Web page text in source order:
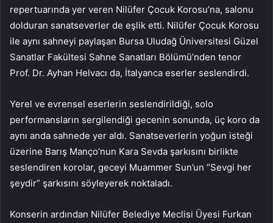
repertuarında yer veren Nilüfer Çocuk Korosu’na, salonu
dolduran sanatseverler de eşlik etti. Nilüfer Çocuk Korosu
ile aynı sahneyi paylaşan Bursa Uludağ Üniversitesi Güzel
Sanatlar Fakültesi Sahne Sanatları Bölümü’nden tenor
Prof. Dr. Ayhan Helvacı da, İtalyanca eserler seslendirdi.
Yerel ve evrensel eserlerin seslendirildiği, solo
performansların sergilendiği gecenin sonunda, üç koro da
aynı anda sahnede yer aldı. Sanatseverlerin yoğun isteği
üzerine Barış Manço’nun Kara Sevda şarkısını birlikte
seslendiren korolar, geceyi Muammer Sun’un “Sevgi her
şeydir” şarkısını söyleyerek noktaladı.
Konserin ardından Nilüfer Belediye Meclisi Üyesi Furkan